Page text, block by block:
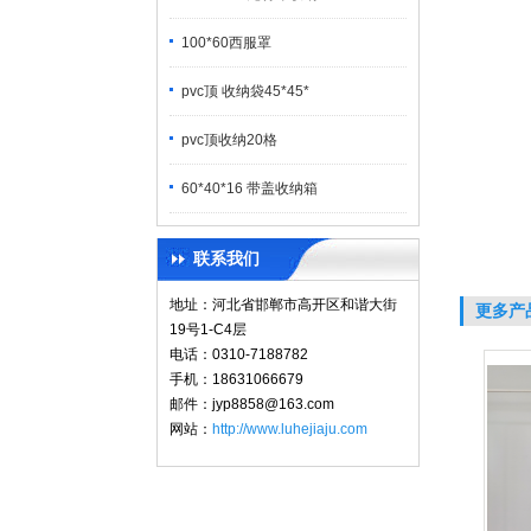
100*60西服罩
pvc顶 收纳袋45*45*
pvc顶收纳20格
60*40*16 带盖收纳箱
联系我们
地址：河北省邯郸市高开区和谐大街
19号1-C4层
电话：0310-7188782
手机：18631066679
邮件：jyp8858@163.com
网站： http://www.luhejiaju.com
更多产